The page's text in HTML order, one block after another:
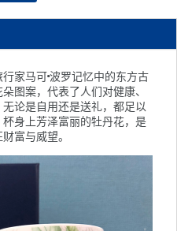
家马可•波罗记忆中的东方古
图案，代表了人们对健康、
论是自用还是送礼，都足以
身上芳泽富丽的牡丹花，是
富与威望。